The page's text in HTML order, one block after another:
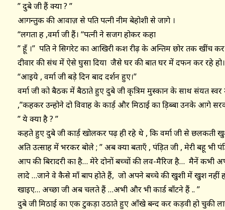
” दुबे जी हैं क्या ? ”
आगन्तुक की आवाज़ से पति पत्नी नीम बेहोशी से जागे ।
“लगता ह ,वर्मा जी हैं। “पत्नी ने सजग होकर कहा
” हूँ ।” पति ने सिगरेट का आखिरी कश रीढ़ के अन्तिम छोर तक खींच कर
दीवार की संध में ऐसे घुसा दिया जैसे घर की बात घर में दफन कर रहे हो।
“आइये , वर्मा जी बड़े दिन बाद दर्शन हुए।”
वर्मा जी को बैठक में बैठाते हुए दुबे जी कृत्रिम मुस्कान के साथ संयत
,”कहकर उन्होने दो विवाह के कार्ड़ और मिठाई का ड़िब्बा उनके आगे
” ये क्या है ? ”
कहते हुए दुबे जी कार्ड़ खोलकर पढ़ ही रहे थे , कि वर्मा जी से छलकती
अति उत्साह में भरकर बोले ; ” अब क्या बताएँ , पंड़ित जी , मेरी बहू भी
आप की बिरादरी का है… मेरे दोनों बच्चों की लव-मैरिज है… मैनें
लादे …जाने वे कैसे माँ बाप होते हैं, जो अपने बच्चे की खुशी में खुश नहीं
खाइए… अच्छा जी अब चलते हैं …अभी और भी कार्ड बाँटने हैं .. ”
दुबे जी मिठाई का एक टुकड़ा उठाते हुए आँखे बन्द कर कड़वी हो चुकी